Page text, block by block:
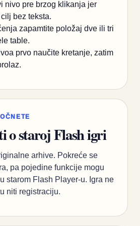
nivo pre brzog klikanja jer
bez teksta.
zapamtite položaj dve ili tri
table.
prvo naučite kretanje, zatim
o staroj Flash igri
arhive. Pokreće se
pa pojedine funkcije mogu
starom Flash Player-u. Igra ne
niti registraciju.